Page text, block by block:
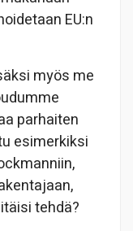
EU:n
myös me
parhaiten
esimerkiksi
tehdä?